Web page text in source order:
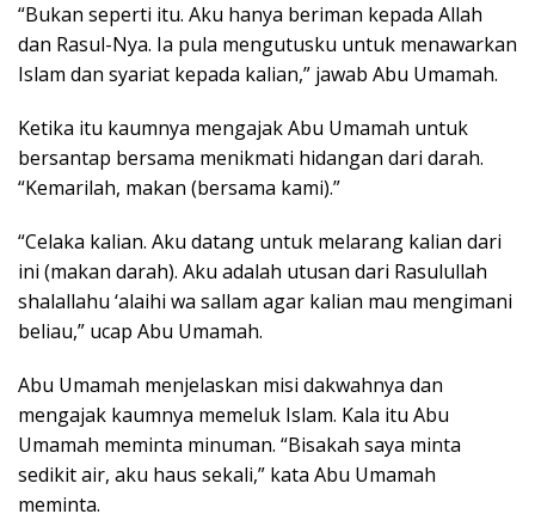
“Bukan seperti itu. Aku hanya beriman kepada Allah
dan Rasul-Nya. Ia pula mengutusku untuk menawarkan
Islam dan syariat kepada kalian,” jawab Abu Umamah.
Ketika itu kaumnya mengajak Abu Umamah untuk
bersantap bersama menikmati hidangan dari darah.
“Kemarilah, makan (bersama kami).”
“Celaka kalian. Aku datang untuk melarang kalian dari
ini (makan darah). Aku adalah utusan dari Rasulullah
shalallahu ‘alaihi wa sallam agar kalian mau mengimani
beliau,” ucap Abu Umamah.
Abu Umamah menjelaskan misi dakwahnya dan
mengajak kaumnya memeluk Islam. Kala itu Abu
Umamah meminta minuman. “Bisakah saya minta
sedikit air, aku haus sekali,” kata Abu Umamah
meminta.